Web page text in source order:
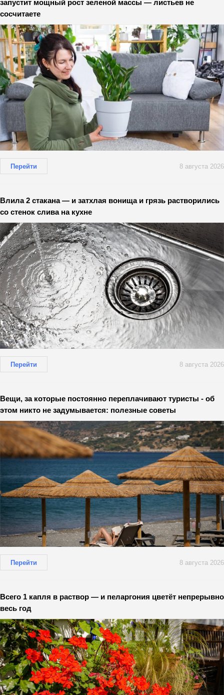
запустит мощный рост зеленой массы — листьев не
сосчитаете
Перейти 8 августа 2026
Влила 2 стакана — и затхлая вонища и грязь растворились
со стенок слива на кухне
Перейти 8 августа 2026
Вещи, за которые постоянно переплачивают туристы - об
этом никто не задумывается: полезные советы
Перейти 8 августа 2026
Всего 1 капля в раствор — и пеларгония цветёт непрерывно
весь год